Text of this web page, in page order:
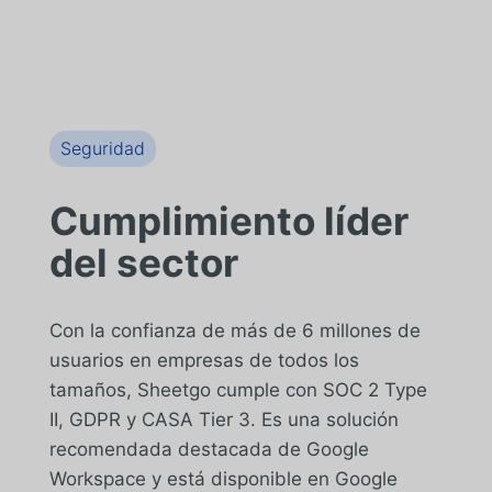
Seguridad
Cumplimiento líder
del sector
Con la confianza de más de 6 millones de
usuarios en empresas de todos los
tamaños, Sheetgo cumple con SOC 2 Type
II, GDPR y CASA Tier 3. Es una solución
recomendada destacada de Google
Workspace y está disponible en Google